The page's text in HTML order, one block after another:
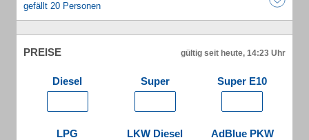
gefällt 20 Personen
PREISE gültig seit heute, 14:23 Uhr
Diesel Super Super E10
LPG LKW Diesel AdBlue PKW